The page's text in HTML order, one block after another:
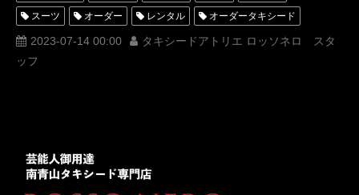
スーツ オーダー レンタル オーダータキシード
レンタルタキシード ロッソネロ 人気 横山宗生
MUNETAKAYOKOYAMA
ROSSONERO
タキシードレンタル東京
2023-07-14 00:00
タキシードアトリエ ロッソネロ スタ
ッフ